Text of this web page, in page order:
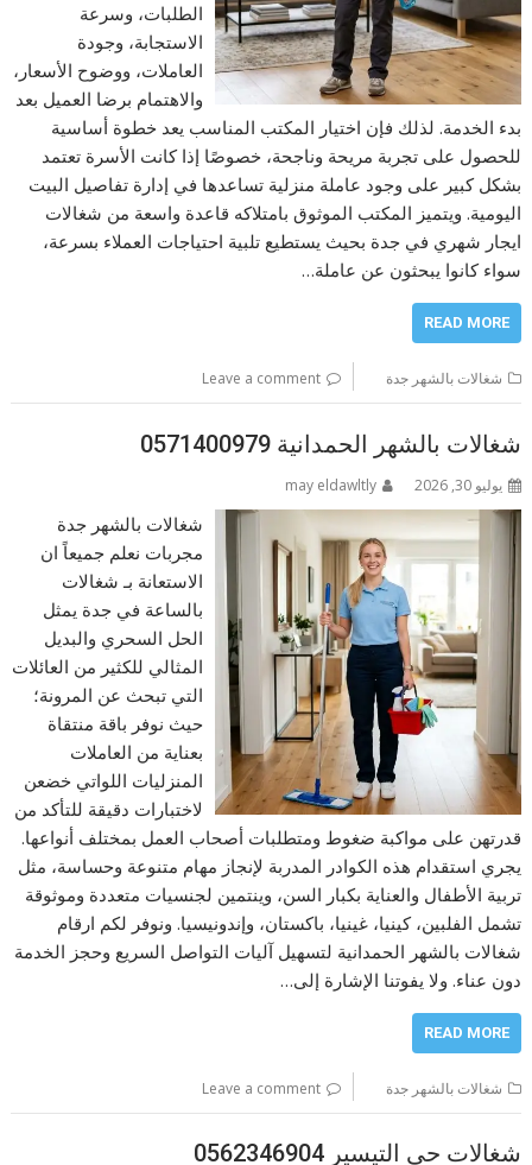
الطلبات، وسرعة
الاستجابة، وجودة
العاملات، ووضوح الأسعار،
والاهتمام برضا العميل بعد
بدء الخدمة. لذلك فإن اختيار المكتب المناسب يعد خطوة أساسية
للحصول على تجربة مريحة وناجحة، خصوصًا إذا كانت الأسرة تعتمد
بشكل كبير على وجود عاملة منزلية تساعدها في إدارة تفاصيل البيت
اليومية. ويتميز المكتب الموثوق بامتلاكه قاعدة واسعة من شغالات
ايجار شهري في جدة بحيث يستطيع تلبية احتياجات العملاء بسرعة،
سواء كانوا يبحثون عن عاملة…
READ MORE
شغالات بالشهر جدة Leave a comment
شغالات بالشهر الحمدانية 0571400979
يوليو 30, 2026 may eldawltly
شغالات بالشهر جدة
مجربات نعلم جميعاً ان
الاستعانة بـ شغالات
بالساعة في جدة يمثل
الحل السحري والبديل
المثالي للكثير من العائلات
التي تبحث عن المرونة؛
حيث نوفر باقة منتقاة
بعناية من العاملات
المنزليات اللواتي خضعن
لاختبارات دقيقة للتأكد من
قدرتهن على مواكبة ضغوط ومتطلبات أصحاب العمل بمختلف أنواعها.
يجري استقدام هذه الكوادر المدربة لإنجاز مهام متنوعة وحساسة، مثل
تربية الأطفال والعناية بكبار السن، وينتمين لجنسيات متعددة وموثوقة
تشمل الفلبين، كينيا، غينيا، باكستان، وإندونيسيا. ونوفر لكم ارقام
شغالات بالشهر الحمدانية لتسهيل آليات التواصل السريع وحجز الخدمة
دون عناء. ولا يفوتنا الإشارة إلى…
READ MORE
شغالات بالشهر جدة Leave a comment
شغالات حي التيسير 0562346904